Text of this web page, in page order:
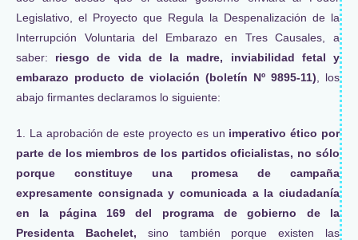
Legislativo, el Proyecto que Regula la Despenalización de la
Interrupción Voluntaria del Embarazo en Tres Causales, a
saber: riesgo de vida de la madre, inviabilidad fetal y
embarazo producto de violación (boletín Nº 9895-11) , los
abajo firmantes declaramos lo siguiente:
1. La aprobación de este proyecto es un imperativo ético por
parte de los miembros de los partidos oficialistas, no sólo
porque constituye una promesa de campaña
expresamente consignada y comunicada a la ciudadanía
en la página 169 del programa de gobierno de la
Presidenta Bachelet, sino también porque existen las